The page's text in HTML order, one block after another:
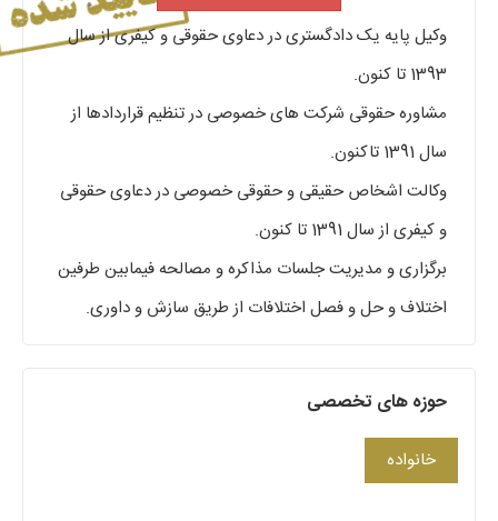
وکیل پایه یک دادگستری در دعاوی حقوقی و کیفری از سال
1393 تا کنون.
مشاوره حقوقی شرکت های خصوصی در تنظیم قراردادها از
سال 1391 تاکنون.
وکالت اشخاص حقیقی و حقوقی خصوصی در دعاوی حقوقی
و کیفری از سال 1391 تا کنون.
برگزاری و مدیریت جلسات مذاکره و مصالحه فیمابین طرفین
اختلاف و حل و فصل اختلافات از طریق سازش و داوری.
حوزه های تخصصی
خانواده